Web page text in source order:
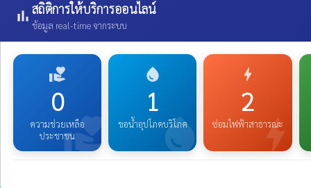
bar_chart สถิติการให้บริการออนไลน์
ข้อมูล real-time จากระบบ
volunteer_activism
volunteer_activism
0
ความช่วยเหลือ
ประชาชน
water_drop
water_drop
1
ขอน้ำอุปโภคบริโภค bolt
bolt
2
ซ่อมไฟฟ้าสาธารณะ